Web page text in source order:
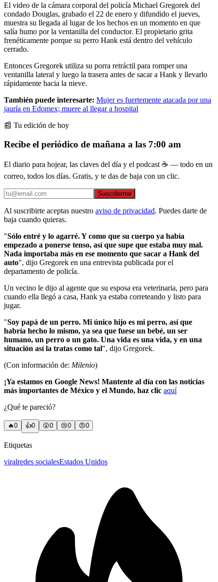
El video de la cámara corporal del policía Michael Gregorek del
condado Douglas, grabado el 22 de enero y difundido el jueves,
muestra su llegada al lugar de los hechos en un momento en que
salía humo por la ventanilla del conductor. El propietario grita
frenéticamente porque su perro Hank está dentro del vehículo
cerrado.
Entonces Gregorek utiliza su porra retráctil para romper una
ventanilla lateral y luego la trasera antes de sacar a Hank y llevarlo
rápidamente hacia la nieve.
También puede interesarte: Mujer es fuertemente atacada por una
jauría en Edomex; muere al llegar a hospital
📰 Tu edición de hoy
Recibe el periódico de mañana a las 7:00 am
El diario para hojear, las claves del día y el podcast ☕ — todo en un
correo, todos los días. Gratis, y te das de baja con un clic.
Suscribirme
Al suscribirte aceptas nuestro aviso de privacidad. Puedes darte de
baja cuando quieras.
​​"Sólo entré y lo agarré. Y como que su cuerpo ya había
empezado a ponerse tenso, así que supe que estaba muy mal.
Nada importaba más en ese momento que sacar a Hank del
auto", dijo Gregorek en una entrevista publicada por el
departamento de policía.
Un vecino le dijo al agente que su esposa era veterinaria, pero para
cuando ella llegó a casa, Hank ya estaba correteando y listo para
jugar.
"Soy papá de un perro. Mi único hijo es mi perro, así que
habría hecho lo mismo, ya sea que fuese un bebé, un ser
humano, un perro o un gato. Una vida es una vida, y en una
situación así la tratas como tal", dijo Gregorek.
(Con información de: Milenio)
¡Ya estamos en Google News! Mantente al día con las noticias
más importantes de México y el Mundo, haz clic aquí
¿Qué te pareció?
🔥0 👍0 😲0 😢0 😠0
Etiquetas
viralredes socialesEstados Unidos